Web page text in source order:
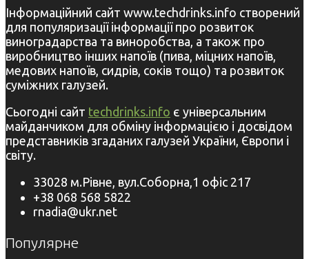
Інформаційний сайт www.techdrinks.info створений
для популяризації інформації про розвиток
виноградарства та виноробства, а також про
виробництво інших напоїв (пива, міцних напоїв,
медових напоїв, сидрів, соків тощо) та розвиток
суміжних галузей.
Сьогодні сайт techdrinks.info є універсальним
майданчиком для обміну інформацією і досвідом
представників згаданих галузей України, Європи і
світу.
33028 м.Рівне, вул.Соборна,1 офіс 217
+38 068 568 5822
rnadia@ukr.net
Популярне